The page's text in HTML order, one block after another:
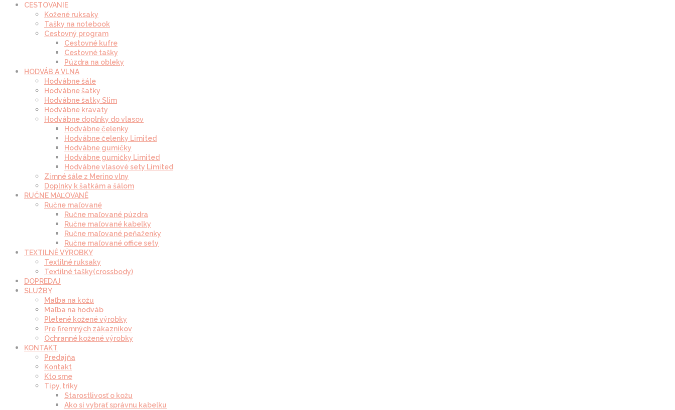
CESTOVANIE
Kožené ruksaky
Tašky na notebook
Cestovný program
Cestovné kufre
Cestovné tašky
Púzdra na obleky
HODVÁB A VLNA
Hodvábne šále
Hodvábne šatky
Hodvábne šatky Slim
Hodvábne kravaty
Hodvábne doplnky do vlasov
Hodvábne čelenky
Hodvábne čelenky Limited
Hodvábne gumičky
Hodvábne gumičky Limited
Hodvábne vlasové sety Limited
Zimné šále z Merino vlny
Doplnky k šatkám a šálom
RUČNE MAĽOVANÉ
Ručne maľované
Ručne maľované púzdra
Ručne maľované kabelky
Ručne maľované peňaženky
Ručne maľované office sety
TEXTILNÉ VÝROBKY
Textilné ruksaky
Textilné tašky(crossbody)
DOPREDAJ
SLUŽBY
Maľba na kožu
Maľba na hodváb
Pletené kožené výrobky
Pre firemných zákazníkov
Ochranné kožené výrobky
KONTAKT
Predajňa
Kontakt
Kto sme
Tipy, triky
Starostlivosť o kožu
Ako si vybrať správnu kabelku